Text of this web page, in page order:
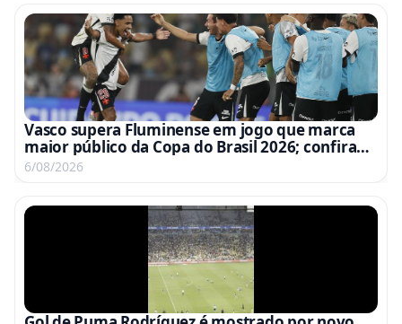
Vasco supera Fluminense em jogo que marca
maior público da Copa do Brasil 2026; confira
ranking
6/08/2026